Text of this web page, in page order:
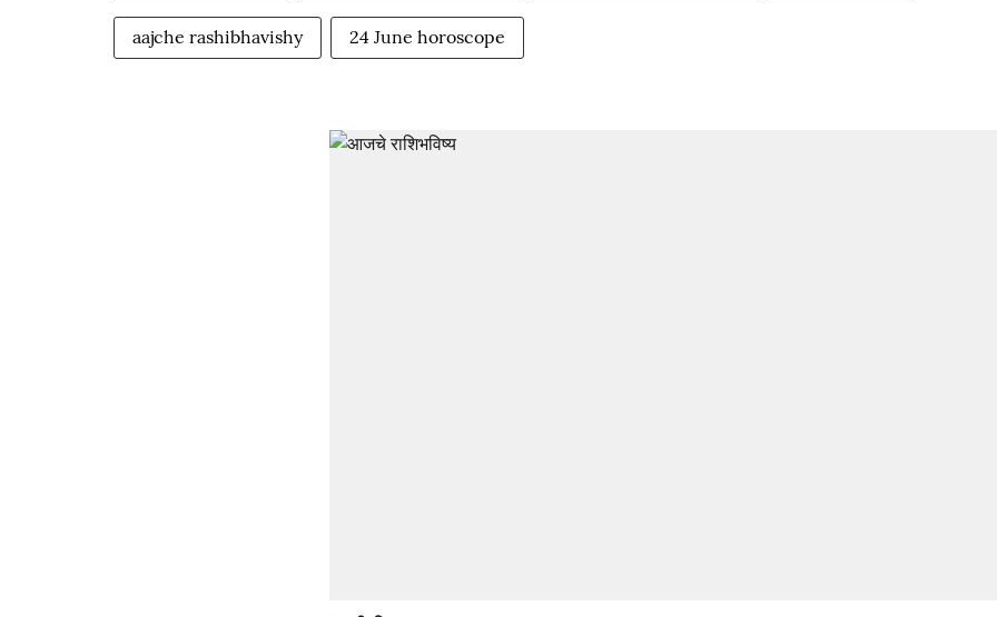
aajche rashibhavishy 24 June horoscope